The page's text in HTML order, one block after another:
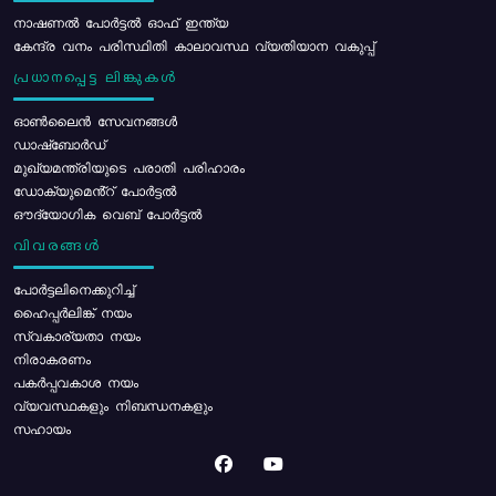
നാഷണൽ പോർട്ടൽ ഓഫ് ഇന്ത്യ
കേന്ദ്ര വനം പരിസ്ഥിതി കാലാവസ്ഥ വ്യതിയാന വകുപ്പ്
പ്രധാനപ്പെട്ട ലിങ്കുകൾ
ഓൺലൈൻ സേവനങ്ങൾ
ഡാഷ്ബോർഡ്
മുഖ്യമന്ത്രിയുടെ പരാതി പരിഹാരം
ഡോക്യുമെൻ്റ് പോർട്ടൽ
ഔദ്യോഗിക വെബ് പോർട്ടൽ
വിവരങ്ങൾ
പോര്‍ട്ടലിനെക്കുറിച്ച്
ഹൈപ്പർലിങ്ക് നയം
സ്വകാര്യതാ നയം
നിരാകരണം
പകർപ്പവകാശ നയം
വ്യവസ്ഥകളും നിബന്ധനകളും
സഹായം